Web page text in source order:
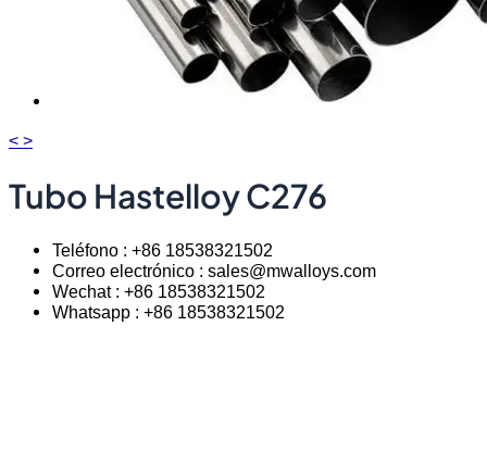
< >
Tubo Hastelloy C276
Teléfono : +86 18538321502
Correo electrónico : sales@mwalloys.com
Wechat : +86 18538321502
Whatsapp : +86 18538321502